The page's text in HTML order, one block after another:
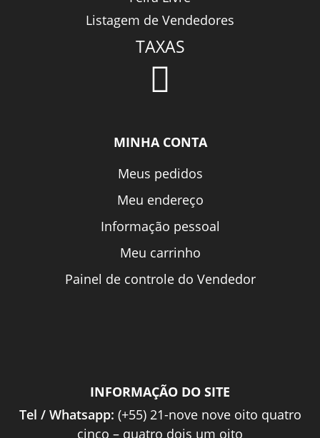
Listagem de Vendedores
TAXAS
MINHA CONTA
Meus pedidos
Meu endereço
Informação pessoal
Meu carrinho
Painel de controle do Vendedor
INFORMAÇÃO DO SITE
Tel / Whatsapp: (+55) 21-nove nove oito quatro
cinco – quatro dois um oito